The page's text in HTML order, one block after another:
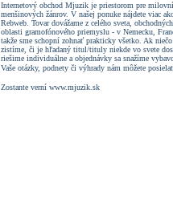
Internetový obchod Mjuzik je priestorom pre
menšinových žánrov. V našej ponuke nájdete viac
Rebweb. Tovar dovážame z celého sveta,
oblasti gramofónového priemyslu - v Nemecku,
takže sme schopní zohnať prakticky všetko. Ak
zistíme, či je hľadaný titul/tituly niekde vo svete
riešime individuálne a objednávky sa snažíme
Vaše otázky, podnety či výhrady nám môžete
Zostante verní www.mjuzik.sk